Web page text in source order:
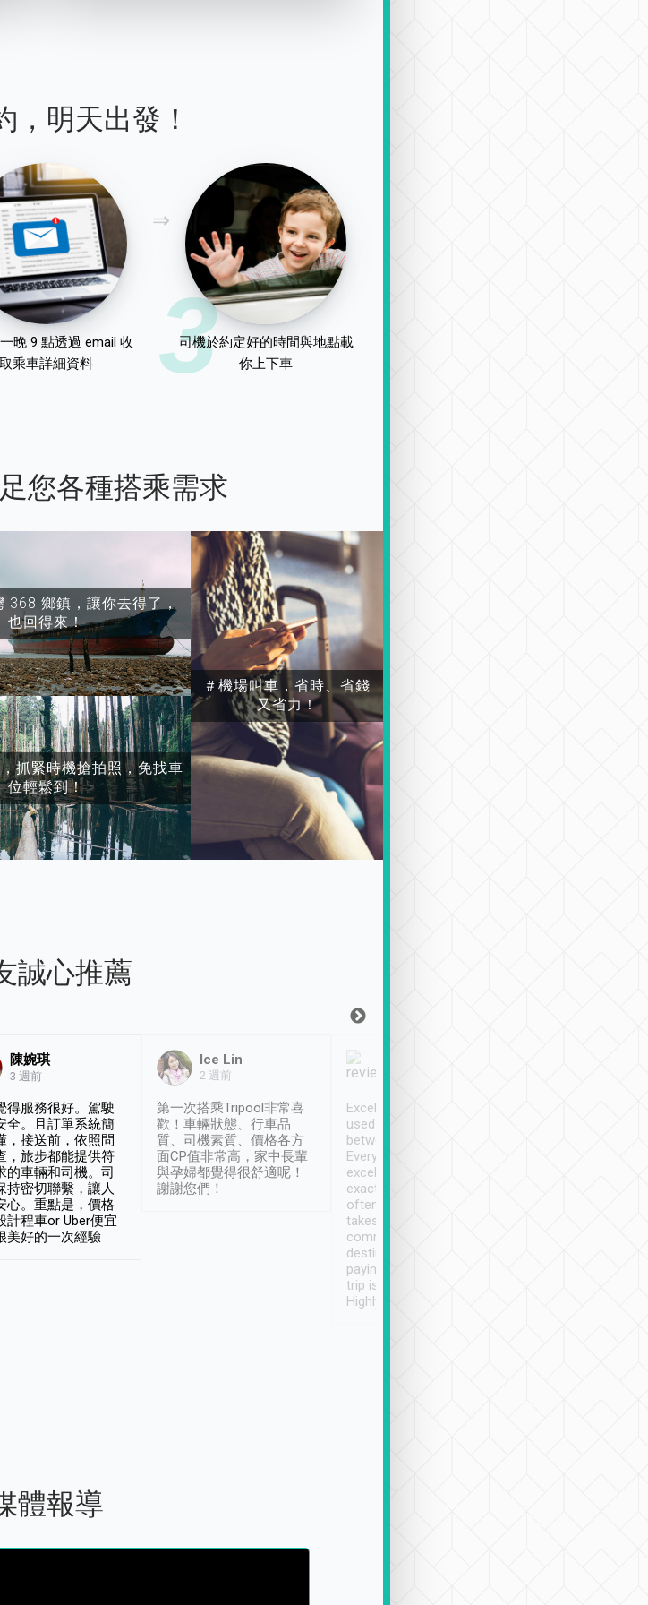
，明天出發！
晚 9 點透過 email 收
取乘車詳細資料
3
司機於約定好的時間與地點載
你上下車
您各種搭乘需求
368 鄉鎮，讓你去得了，
也回得來！
抓緊時機搶拍照，免找車
位輕鬆到！
＃機場叫車，省時、省錢
又省力！
誠心推薦
陳婉琪
3 週前
得服務很好。駕駛
全。且訂單系統簡
，接送前，依照問
，旅步都能提供符
的車輛和司機。司
持密切聯繫，讓人
心。重點是，價格
計程車or Uber便宜
美好的一次經驗
Ice Lin
2 週前
第一次搭乘Tripool非常喜
歡！車輛狀態、行車品
質、司機素質、價格各方
面CP值非常高，家中長輩
與孕婦都覺得很舒適呢！
謝謝您們！
Excellent service. We have
used Tripool to travel
between cities in Taiwan.
Every driver has been
excellent and arrives
exactly on time. As there is
often limited English it
takes the difficulty out of
communicating the
destination details and
paying online prior to the
trip is very convenient.
Highly recommended
體報導